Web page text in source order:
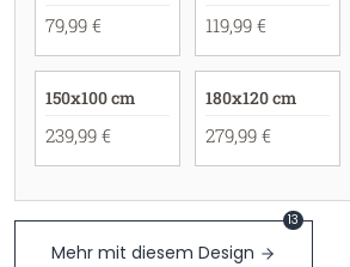
79,99 € 119,99 €
150x100 cm
239,99 €
180x120 cm
279,99 €
Mehr mit diesem Design
13